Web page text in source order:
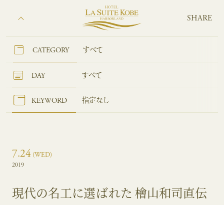
SHARE
CATEGORY すべて
DAY すべて
KEYWORD 指定なし
7.24 (WED)
2019
現代の名工に選ばれた 檜山和司直伝